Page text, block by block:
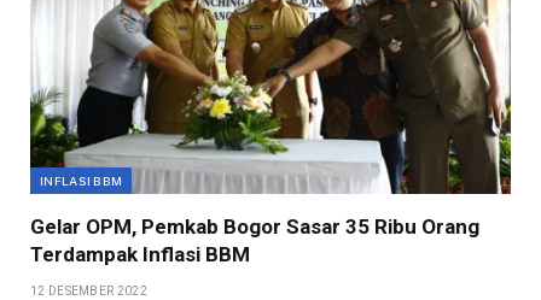
INFLASI BBM
Gelar OPM, Pemkab Bogor Sasar 35 Ribu Orang
Terdampak Inflasi BBM
12 DESEMBER 2022